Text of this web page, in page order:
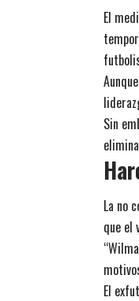
El
Sin
La no
que el
El